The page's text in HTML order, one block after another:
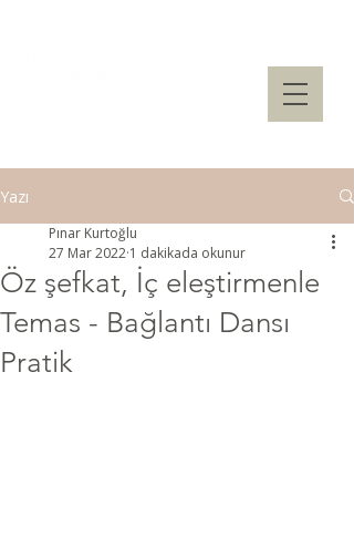
Yazı
Öz şefkat, İç eleştirmenle
Temas - Bağlantı Dansı
Pratik
Pınar Kurtoğlu
27 Mar 2022 1 dakikada okunur